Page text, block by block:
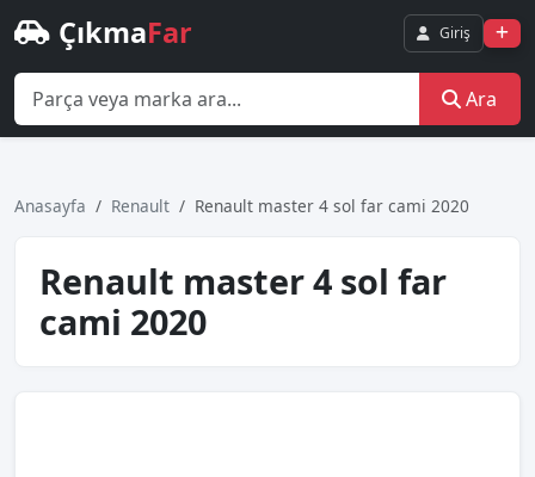
ÇıkmaFar Giriş
Ara
Anasayfa Renault Renault master 4 sol far cami 2020
Renault master 4 sol far
cami 2020